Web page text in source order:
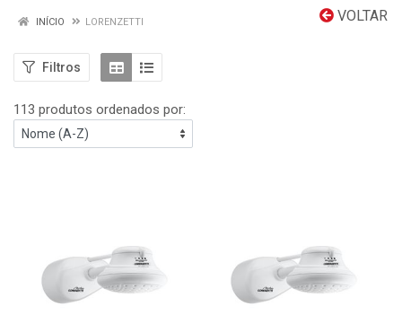
VOLTAR
INÍCIO LORENZETTI
Filtros
113 produtos ordenados por: